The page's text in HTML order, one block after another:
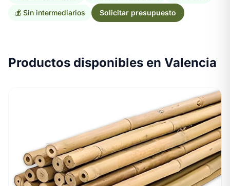
💰 Sin intermediarios
Solicitar presupuesto
Productos disponibles en Valencia